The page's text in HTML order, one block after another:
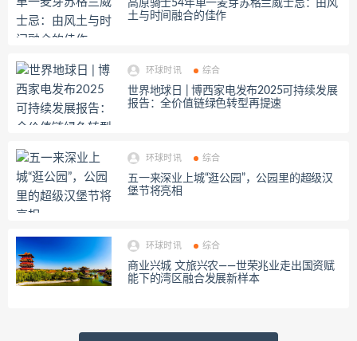
高原骑士54年单一麦芽苏格兰威士忌：由风
土与时间融合的佳作
环球时讯 综合
世界地球日 | 博西家电发布2025可持续发展
报告：全价值链绿色转型再提速
环球时讯 综合
五一来深业上城“逛公园”，公园里的超级汉
堡节将亮相
环球时讯 综合
商业兴城 文旅兴农——世荣兆业走出国资赋
能下的湾区融合发展新样本